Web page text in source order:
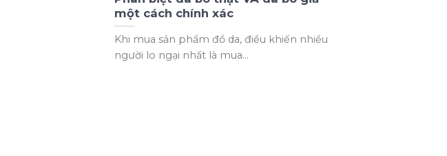
một cách chính xác
Khi mua sản phẩm đồ da, điều khiến nhiều
người lo ngại nhất là mua...